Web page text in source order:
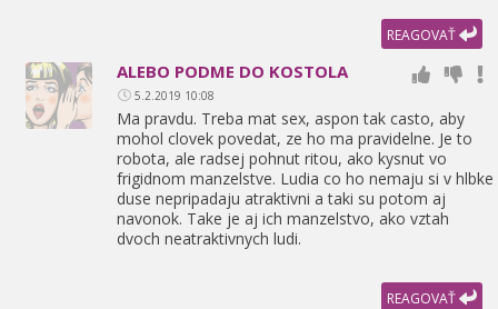
REAGOVAŤ
ALEBO PODME DO KOSTOLA
5.2.2019 10:08
Ma pravdu. Treba mat sex, aspon tak casto, aby
mohol clovek povedat, ze ho ma pravidelne. Je to
robota, ale radsej pohnut ritou, ako kysnut vo
frigidnom manzelstve. Ludia co ho nemaju si v hlbke
duse nepripadaju atraktivni a taki su potom aj
navonok. Take je aj ich manzelstvo, ako vztah
dvoch neatraktivnych ludi.
REAGOVAŤ